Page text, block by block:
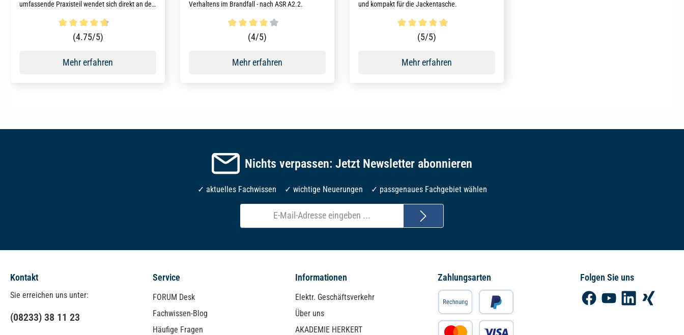
umfassende Praxisteil wendet sich direkt an den
diese auf dem Laufenden.
Durchschnittliche Bewertung von 4.8 von 5 Sternen
(4.75/5)
Mehr erfahren
Verhaltens im Brandfall - nach ASR A2.2.
Durchschnittliche Bewertung von 4 von 5 Sternen
(4/5)
Mehr erfahren
und kompakt für die Jackentasche.
Durchschnittliche Bewertung von 4.9 von 5 Sternen
(5/5)
Mehr erfahren
Nichts verpassen: Jetzt Newsletter abonnieren
✓ aktuelles Fachwissen ✓ wichtige Neuerungen ✓ passgenaues Fachgebiet wählen
Kontakt
Sie erreichen uns unter:
(08233) 38 11 23
Service
FORUM Desk
Fachwissen-Blog
Häufige Fragen
Informationen
Elektr. Geschäftsverkehr
Über uns
AKADEMIE HERKERT
Zahlungsarten Folgen Sie uns
FacebookYouTubeLinkedInXing